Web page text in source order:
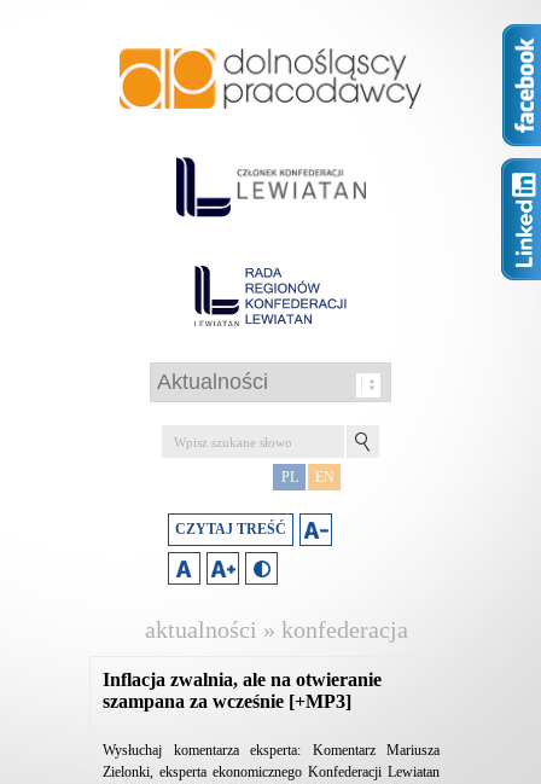
PL EN
CZYTAJ TREŚĆ
aktualności » konfederacja
Inflacja zwalnia, ale na otwieranie
szampana za wcześnie [+MP3]
Wysłuchaj komentarza eksperta: Komentarz Mariusza
Zielonki, eksperta ekonomicznego Konfederacji Lewiatan